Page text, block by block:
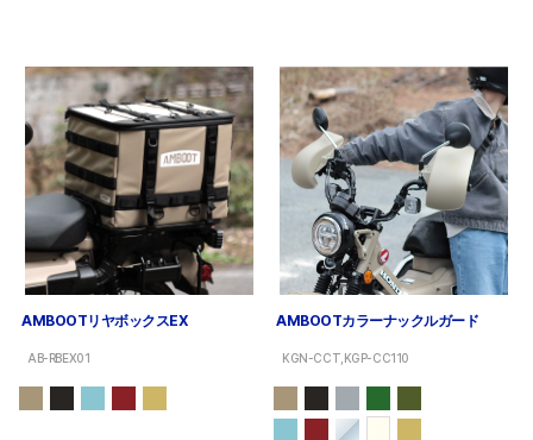
AMBOOTリヤボックスEX
AB-RBEX01
AMBOOTカラーナックルガード
KGN-CCT,KGP-CC110